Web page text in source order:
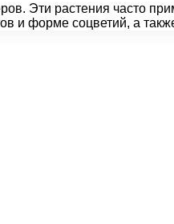
Эти растения часто
и форме соцветий, а